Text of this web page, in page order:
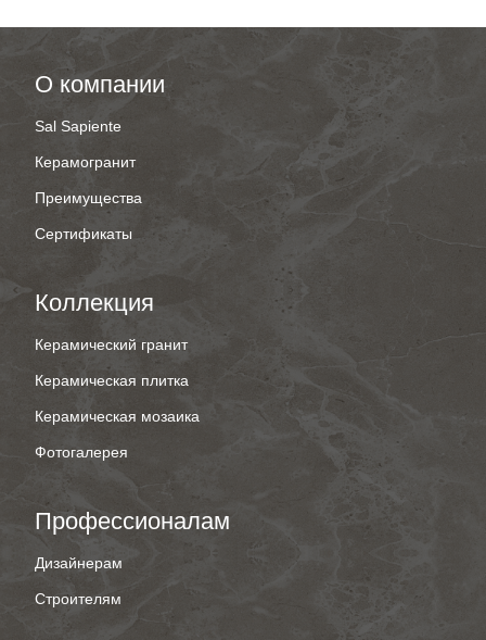
О компании
Sal Sapiente
Керамогранит
Преимущества
Сертификаты
Коллекция
Керамический гранит
Керамическая плитка
Керамическая мозаика
Фотогалерея
Профессионалам
Дизайнерам
Строителям